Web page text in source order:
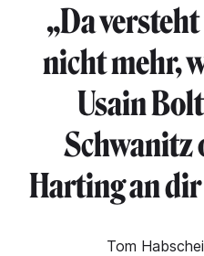
„Da
nicht mehr,
Usain
Schwanitz
Harting an
Tom